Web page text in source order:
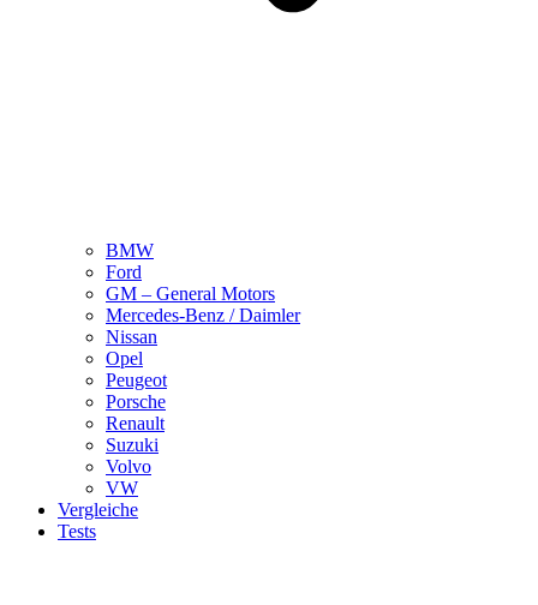
BMW
Ford
GM – General Motors
Mercedes-Benz / Daimler
Nissan
Opel
Peugeot
Porsche
Renault
Suzuki
Volvo
VW
Vergleiche
Tests